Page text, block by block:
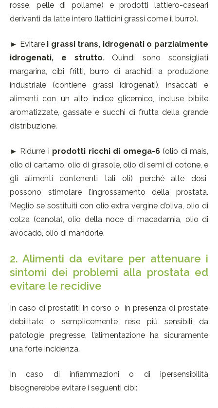
rosse, pelle di pollame) e prodotti lattiero-caseari
derivanti da latte intero (latticini grassi come il burro).
► Evitare i grassi trans, idrogenati o parzialmente
idrogenati, e strutto. Quindi sono sconsigliati
margarina, cibi fritti, burro di arachidi a produzione
industriale (contiene grassi idrogenati), insaccati e
alimenti con un alto indice glicemico, incluse bibite
aromatizzate, gassate e succhi di frutta della grande
distribuzione.
► Ridurre i prodotti ricchi di omega-6(olio di mais,
olio di cartamo, olio di girasole, olio di semi di cotone, e
gli alimenti contenenti tali oli) perché alte dosi
possono stimolare l’ingrossamento della prostata.
Meglio se sostituiti con olio extra vergine d’oliva, olio di
colza (canola), olio della noce di macadamia, olio di
avocado, olio di mandorle.
2. Alimenti da evitare per attenuare i
sintomi dei problemi alla prostata ed
evitare le recidive
In caso di prostatiti in corso o in presenza di prostate
debilitate o semplicemente rese più sensibili da
patologie pregresse, l’alimentazione ha sicuramente
una forte incidenza.
In caso di infiammazioni o di ipersensibilità
bisognerebbe evitare i seguenti cibi: